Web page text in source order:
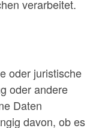
verarbeitet.
oder juristische
oder andere
Daten
davon, ob es